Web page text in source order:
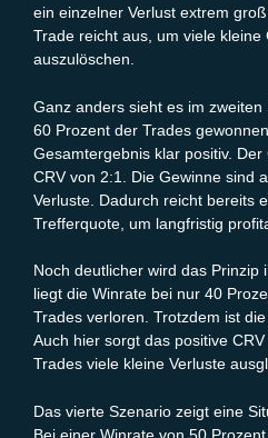
ein einzelner Verlust extrem
Trade reicht aus, um viele kleine
auszulöschen.
Ganz anders sieht es im
60 Prozent der Trades
Gesamtergebnis klar positiv.
CRV von 2:1. Die Gewinne sind
Verluste. Dadurch reicht bereits
Trefferquote, um langfristig
Noch deutlicher wird das Prinzip
liegt die Winrate bei nur 40
Trades verloren. Trotzdem ist
Auch hier sorgt das positive
Trades viele kleine Verluste
Das vierte Szenario zeigt eine
Bei einer Winrate von 50